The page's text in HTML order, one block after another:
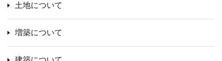
土地について
増築について